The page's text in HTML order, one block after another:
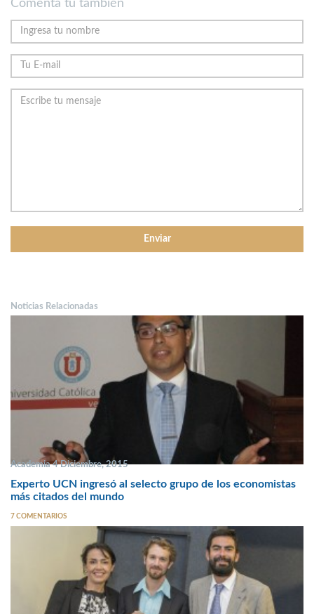
Comenta tu también
Noticias Relacionadas
Academia 4 Diciembre, 2015
Experto UCN ingresó al selecto grupo de los economistas
más citados del mundo
7 COMENTARIOS